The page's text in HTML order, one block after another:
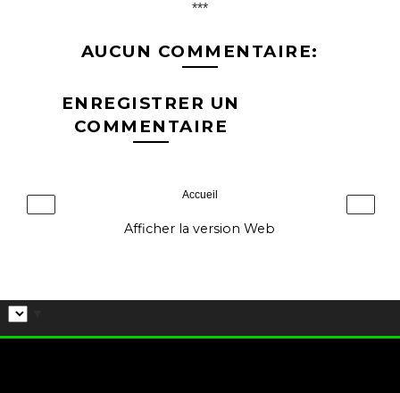
***
AUCUN COMMENTAIRE:
ENREGISTRER UN
COMMENTAIRE
‹ ›
Accueil
Afficher la version Web